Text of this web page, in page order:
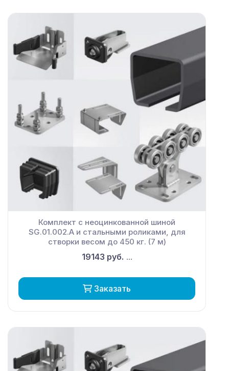
Комплект с неоцинкованной шиной
SG.01.002.А и стальными роликами, для
створки весом до 450 кг. (7 м)
19143 руб. ...
Заказать